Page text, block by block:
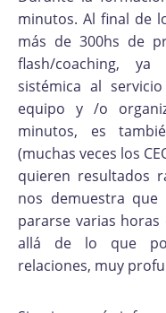
minutos. Al final de
más de 300hs de
flash/coaching,
sistémica al
equipo y /o
minutos, es
(muchas veces los
quieren resultados
nos demuestra que
pararse varias
allá de lo que
relaciones, muy